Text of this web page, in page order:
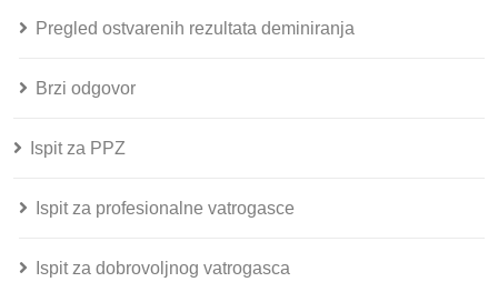
Pregled ostvarenih rezultata deminiranja
Brzi odgovor
Ispit za PPZ
Ispit za profesionalne vatrogasce
Ispit za dobrovoljnog vatrogasca